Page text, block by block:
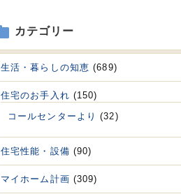
カテゴリー
生活・暮らしの知恵 (689)
住宅のお手入れ (150)
コールセンターより (32)
住宅性能・設備 (90)
マイホーム計画 (309)